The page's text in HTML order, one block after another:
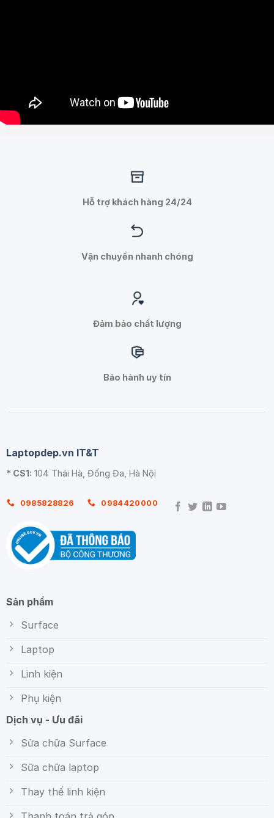
Hỗ trợ khách hàng 24/24
Vận chuyển nhanh chóng
Đảm bảo chất lượng
Bảo hành uy tín
Laptopdep.vn IT&T
* CS1: 104 Thái Hà, Đống Đa, Hà Nội
0985828826 0984420000
Sản phẩm
Surface
Laptop
Linh kiện
Phụ kiện
Dịch vụ - Ưu đãi
Sửa chữa Surface
Sữa chữa laptop
Thay thế linh kiện